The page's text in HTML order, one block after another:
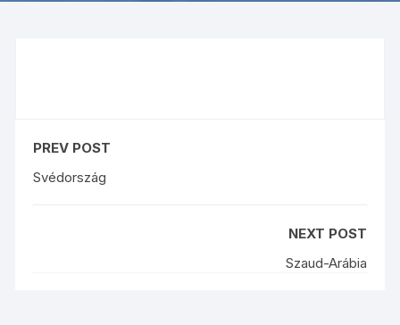
PREV POST
Svédország
NEXT POST
Szaud-Arábia